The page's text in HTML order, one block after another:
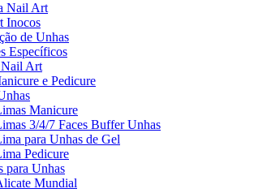
Nail Art
Inocos
de Unhas
Específicos
Nail Art
e Pedicure
Manicure
3/4/7 Faces Buffer Unhas
para Unhas de Gel
Pedicure
para Unhas
Mundial